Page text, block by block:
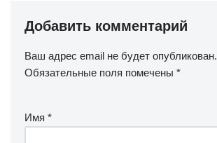
Добавить комментарий
Ваш адрес email не будет опубликован.
Обязательные поля помечены *
Имя *